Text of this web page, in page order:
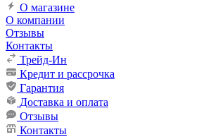
О магазине
О компании
Отзывы
Контакты
Трейд-Ин
Кредит и рассрочка
Гарантия
Доставка и оплата
Отзывы
Контакты